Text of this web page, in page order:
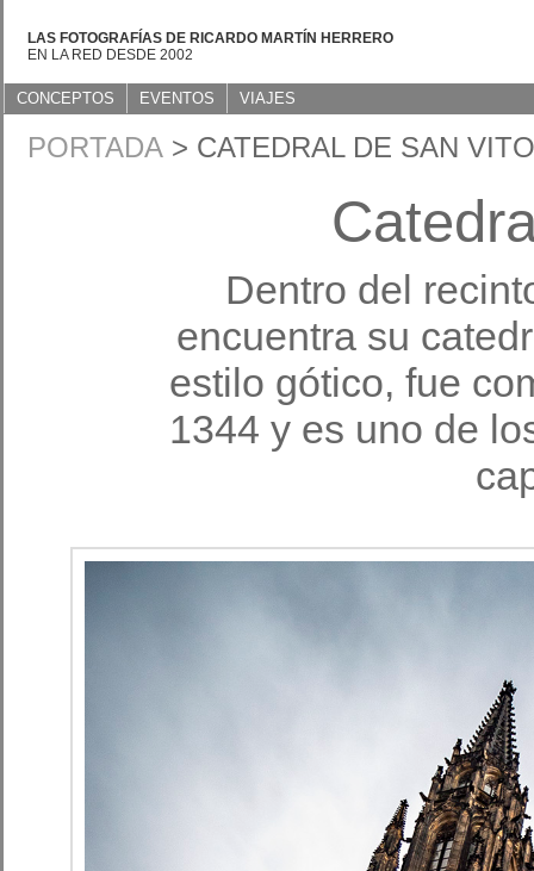
LAS FOTOGRAFÍAS DE RICARDO MARTÍN HERRERO
EN LA RED DESDE 2002
CONCEPTOS EVENTOS VIAJES
PORTADA > CATEDRAL DE SAN VITO
Dentro del
encuentra su
estilo gótico, fue
1344 y es uno de